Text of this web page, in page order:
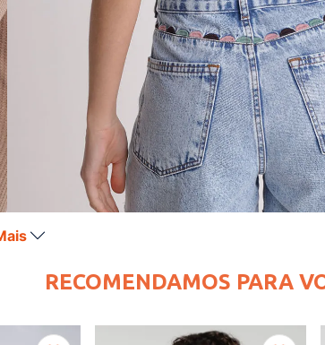
RECOMENDAMOS PARA